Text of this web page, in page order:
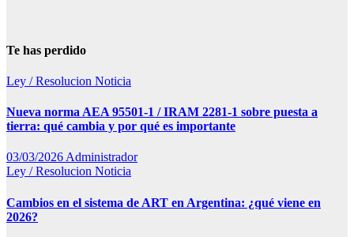
Te has perdido
Ley / Resolucion Noticia
Nueva norma AEA 95501-1 / IRAM 2281-1 sobre puesta a
tierra: qué cambia y por qué es importante
03/03/2026 Administrador
Ley / Resolucion Noticia
Cambios en el sistema de ART en Argentina: ¿qué viene en
2026?